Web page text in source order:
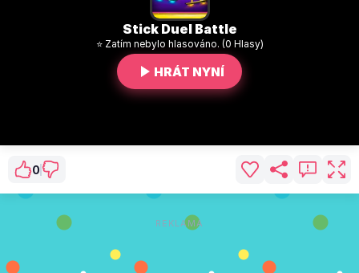
Stick Duel Battle
⭐ Zatím nebylo hlasováno. (0 Hlasy)
HRÁT NYNÍ
0
REKLAMA